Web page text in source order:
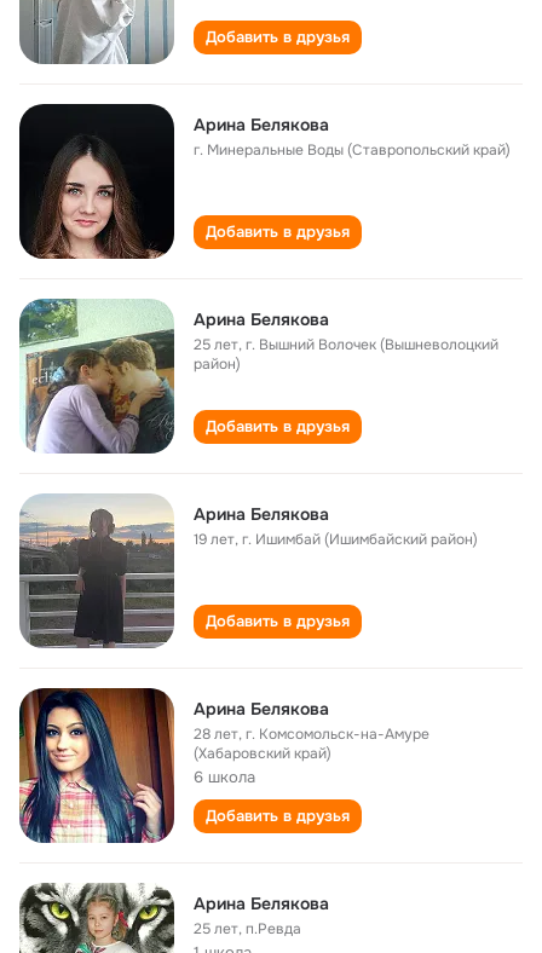
Добавить в друзья
Арина Белякова
г. Минеральные Воды (Ставропольский край)
Добавить в друзья
Арина Белякова
25 лет,г. Вышний Волочек (Вышневолоцкий
район)
Добавить в друзья
Арина Белякова
19 лет,г. Ишимбай (Ишимбайский район)
Добавить в друзья
Арина Белякова
28 лет,г. Комсомольск-на-Амуре
(Хабаровский край)
6 школа
Добавить в друзья
Арина Белякова
25 лет,п.Ревда